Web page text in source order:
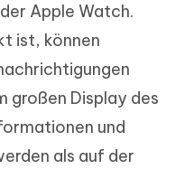
Apple Watch.
ist, können
großen Display des
und
als auf der